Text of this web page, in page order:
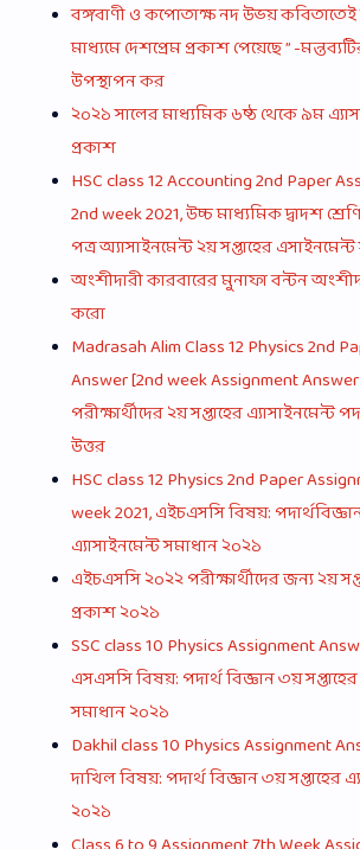
বঙ্গবাণী ও কপোতাক্ষ নদ উভয় কবিতাতেই
মাধ্যমে দেশপ্রেম প্রকাশ পেয়েছে ” -
উপস্থাপন কর
২০২১ সালের মাধ্যমিক ৬ষ্ঠ থেকে ৯ম
প্রকাশ
HSC class 12 Accounting 2nd Paper
2nd week 2021, উচ্চ মাধ্যমিক দ্বাদশ
পত্র অ্যাসাইনমেন্ট ২য় সপ্তাহের
অংশীদারী কারবারের মুনাফা বন্টন
করো
Madrasah Alim Class 12 Physics 2nd
Answer [2nd week Assignment
পরীক্ষার্থীদের ২য় সপ্তাহের এ্যাসাইনমেন্ট
উত্তর
HSC class 12 Physics 2nd Paper
week 2021, এইচএসসি বিষয়:
এ্যাসাইনমেন্ট সমাধান ২০২১
এইচএসসি ২০২২ পরীক্ষার্থীদের জন্য ২য়
প্রকাশ ২০২১
SSC class 10 Physics Assignment
এসএসসি বিষয়: পদার্থ বিজ্ঞান ৩য় সপ্তাহের
সমাধান ২০২১
Dakhil class 10 Physics Assignment
দাখিল বিষয়: পদার্থ বিজ্ঞান ৩য় সপ্তাহের
২০২১